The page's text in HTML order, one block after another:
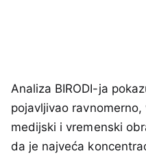
Analiza BIRODI-ja
pojavljivao
medijski i vremenski
da je najveća